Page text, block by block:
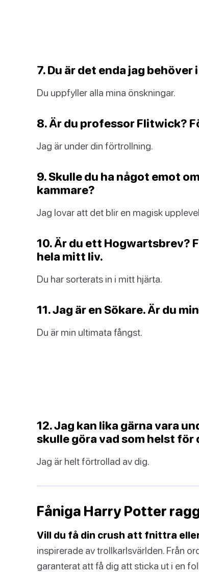
7. Du är det enda jag
Du uppfyller alla mina önskningar.
8. Är du professor Flitwick?
Jag är under din förtrollning.
9. Skulle du ha något emot
kammare?
Jag lovar att det blir en magisk
10. Är du ett Hogwartsbrev?
hela mitt liv.
Du har sorterats in i mitt hjärta.
11. Jag är en Sökare. Är du
Du är min ultimata fångst.
12. Jag kan lika gärna vara
skulle göra vad som helst för
Jag är helt förtrollad av dig.
Fåniga Harry Potter
Vill du få din crush att fnittra
inspirerade av trollkarlsvärlden. Från
garanterat att få dig att sticka ut i en